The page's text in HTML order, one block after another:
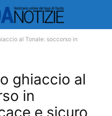
al Tonale: soccorso in
ghiaccio al
in
e sicuro